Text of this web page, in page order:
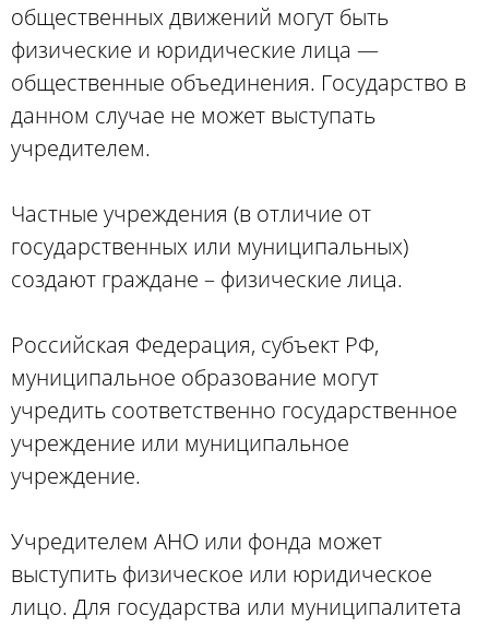
общественных движений могут быть
физические и юридические лица —
общественные объединения. Государство в
данном случае не может выступать
учредителем.
Частные учреждения (в отличие от
государственных или муниципальных)
создают граждане – физические лица.
Российская Федерация, субъект РФ,
муниципальное образование могут
учредить соответственно государственное
учреждение или муниципальное
учреждение.
Учредителем АНО или фонда может
выступить физическое или юридическое
лицо. Для государства или муниципалитета